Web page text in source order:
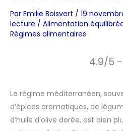
Par Emilie Boisvert / 19
lecture / Alimentation
Régimes alimentaires
4.9/5
Le régime méditerranéen,
d’épices aromatiques, de
d’huile d’olive dorée, est bien